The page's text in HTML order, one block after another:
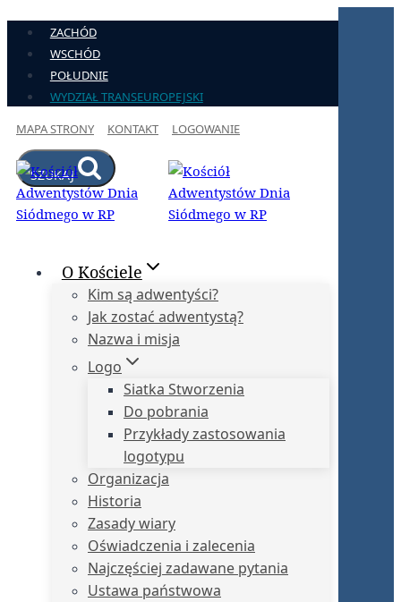
Przejdź
treści
ZACHÓD
WSCHÓD
POŁUDNIE
WYDZIAŁ TRANSEUROPEJSKI
MAPA STRONY
KONTAKT LOGOWANIE
SZUKAJ
O Kościele
Kim są adwentyści?
Jak zostać adwentystą?
Nazwa i misja
Logo
Siatka Stworzenia
Do pobrania
Przykłady zastosowania
logotypu
Organizacja
Historia
Zasady wiary
Oświadczenia i zalecenia
Najczęściej zadawane pytania
Ustawa państwowa